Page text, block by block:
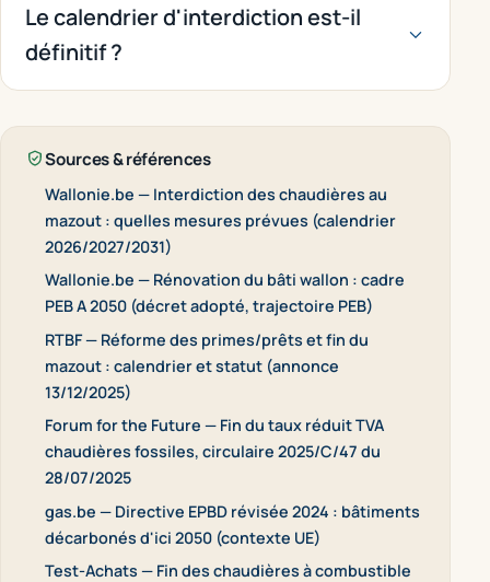
Le calendrier d'interdiction est-il
définitif ?
Sources & références
Wallonie.be — Interdiction des chaudières au
mazout : quelles mesures prévues (calendrier
2026/2027/2031)
Wallonie.be — Rénovation du bâti wallon : cadre
PEB A 2050 (décret adopté, trajectoire PEB)
RTBF — Réforme des primes/prêts et fin du
mazout : calendrier et statut (annonce
13/12/2025)
Forum for the Future — Fin du taux réduit TVA
chaudières fossiles, circulaire 2025/C/47 du
28/07/2025
gas.be — Directive EPBD révisée 2024 : bâtiments
décarbonés d'ici 2050 (contexte UE)
Test-Achats — Fin des chaudières à combustible